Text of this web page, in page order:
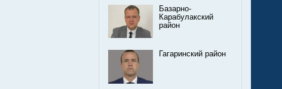
Базарно-
Карабулакский
район
Гагаринский район